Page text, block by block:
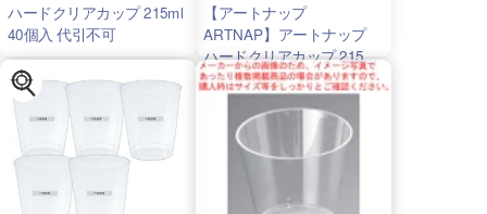
ハードクリアカップ 215ml
40個入 代引不可
【アートナップ
ARTNAP】アートナップ
ハードクリアカップ 215mL
40個入